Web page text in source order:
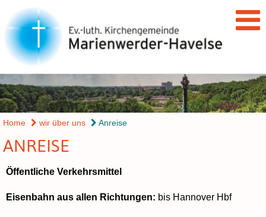
Home wir über uns Anreise
ANREISE
Öffentliche Verkehrsmittel
Eisenbahn aus allen Richtungen: bis Hannover Hbf